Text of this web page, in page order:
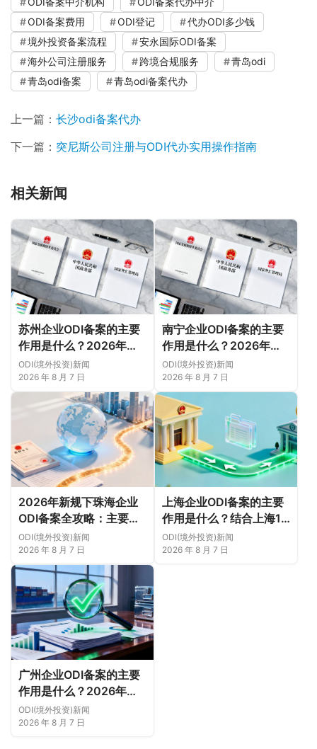
ODI备案费用
ODI登记
代办ODI多少钱
境外投资备案流程
安永国际ODI备案
海外公司注册服务
跨境合规服务
青岛odi
青岛odi备案
青岛odi备案代办
上一篇： 长沙odi备案代办
下一篇： 突尼斯公司注册与ODI代办实用操作指南
相关新闻
苏州企业ODI备案的主要
作用是什么？2026年新
规下先把这几个问题弄明
白（附成功案例与正规靠
谱代办中介推荐）
ODI(境外投资)新闻
2026 年 8 月 7 日
南宁企业ODI备案的主要
作用是什么？2026年新
规下，把这件事说透
ODI(境外投资)新闻
2026 年 8 月 7 日
2026年新规下珠海企业
ODI备案全攻略：主要作
用、各区合规重点、外汇
登记与案例解析正规靠谱
代办中介推荐
ODI(境外投资)新闻
2026 年 8 月 7 日
上海企业ODI备案的主要
作用是什么？结合上海16
区企业特点，看懂2026
年境外投资合规逻辑
ODI(境外投资)新闻
2026 年 8 月 7 日
广州企业ODI备案的主要
作用是什么？2026年新
规下广州11区企业出海实
务说明
ODI(境外投资)新闻
2026 年 8 月 7 日